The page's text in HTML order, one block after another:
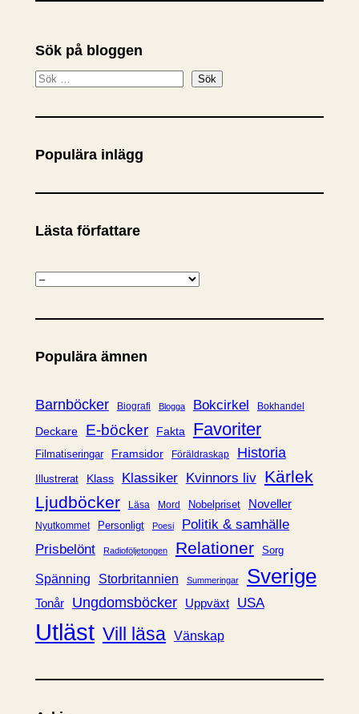
Sök på bloggen
S
k
Sök
Populära inlägg
Lästa författare
K
t
g
r
i
Populära ämnen
Barnböcker Biografi Blogga Bokcirkel Bokhandel
Deckare E-böcker Fakta Favoriter
Filmatiseringar Framsidor Föräldraskap Historia
Illustrerat Klass Klassiker Kvinnors liv Kärlek
Ljudböcker
Läsa Mord Nobelpriset Noveller
Nyutkommet Personligt Poesi
Politik & samhälle
Prisbelönt
Radioföljetongen Relationer Sorg
Spänning Storbritannien Summeringar Sverige
Tonår Ungdomsböcker Uppväxt USA
Utläst Vill läsa Vänskap